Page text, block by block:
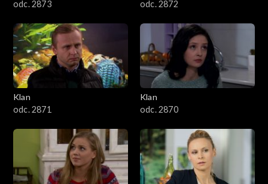
odc. 2873 odc. 2872
Klan
odc. 2871
Klan
odc. 2870